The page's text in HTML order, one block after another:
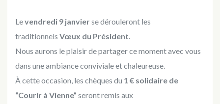
Levendredi 9 janvierse dérouleront les
traditionnels Vœux du Président
Nous aurons le plaisir de partager ce moment avec vous
dans une ambiance conviviale et chaleureuse.
À cette occasion, les chèques du 1 € solidaire de
“Courir à Vienne” seront remis aux